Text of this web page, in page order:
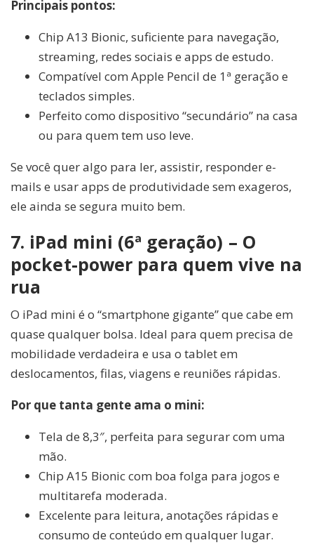
Principais pontos:
Chip A13 Bionic, suficiente para navegação,
streaming, redes sociais e apps de estudo.
Compatível com Apple Pencil de 1ª geração e
teclados simples.
Perfeito como dispositivo “secundário” na casa
ou para quem tem uso leve.
Se você quer algo para ler, assistir, responder e-
mails e usar apps de produtividade sem exageros,
ele ainda se segura muito bem.
7. iPad mini (6ª geração) – O
pocket-power para quem vive na
rua
O iPad mini é o “smartphone gigante” que cabe em
quase qualquer bolsa. Ideal para quem precisa de
mobilidade verdadeira e usa o tablet em
deslocamentos, filas, viagens e reuniões rápidas.
Por que tanta gente ama o mini:
Tela de 8,3″, perfeita para segurar com uma
mão.
Chip A15 Bionic com boa folga para jogos e
multitarefa moderada.
Excelente para leitura, anotações rápidas e
consumo de conteúdo em qualquer lugar.